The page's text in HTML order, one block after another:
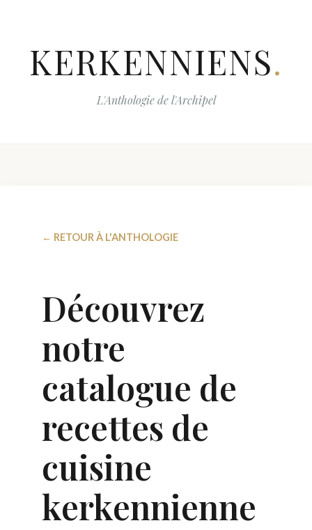
KERKENNIENS.
L'Anthologie de l'Archipel
← RETOUR À L'ANTHOLOGIE
Découvrez
notre
catalogue de
recettes de
cuisine
kerkennienne